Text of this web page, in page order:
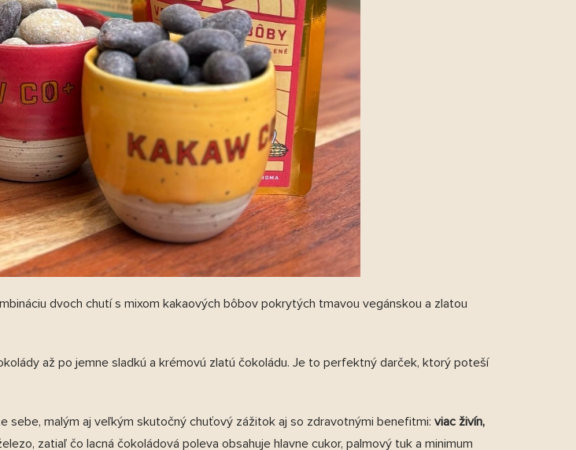
dvoch chutí s mixom kakaových bôbov pokrytých tmavou vegánskou a zlatou
až po jemne sladkú a krémovú zlatú čokoládu. Je to perfektný darček, ktorý poteší
sebe, malým aj veľkým skutočný chuťový zážitok aj so zdravotnými benefitmi: viac živín,
zatiaľ čo lacná čokoládová poleva obsahuje hlavne cukor, palmový tuk a minimum
www.kakawco.sk - Chat